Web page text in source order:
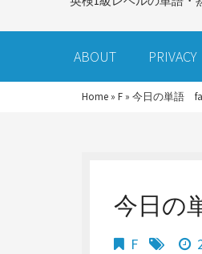
ABOUT PRIVACY
Home » F » 今日の単語
今日の
F